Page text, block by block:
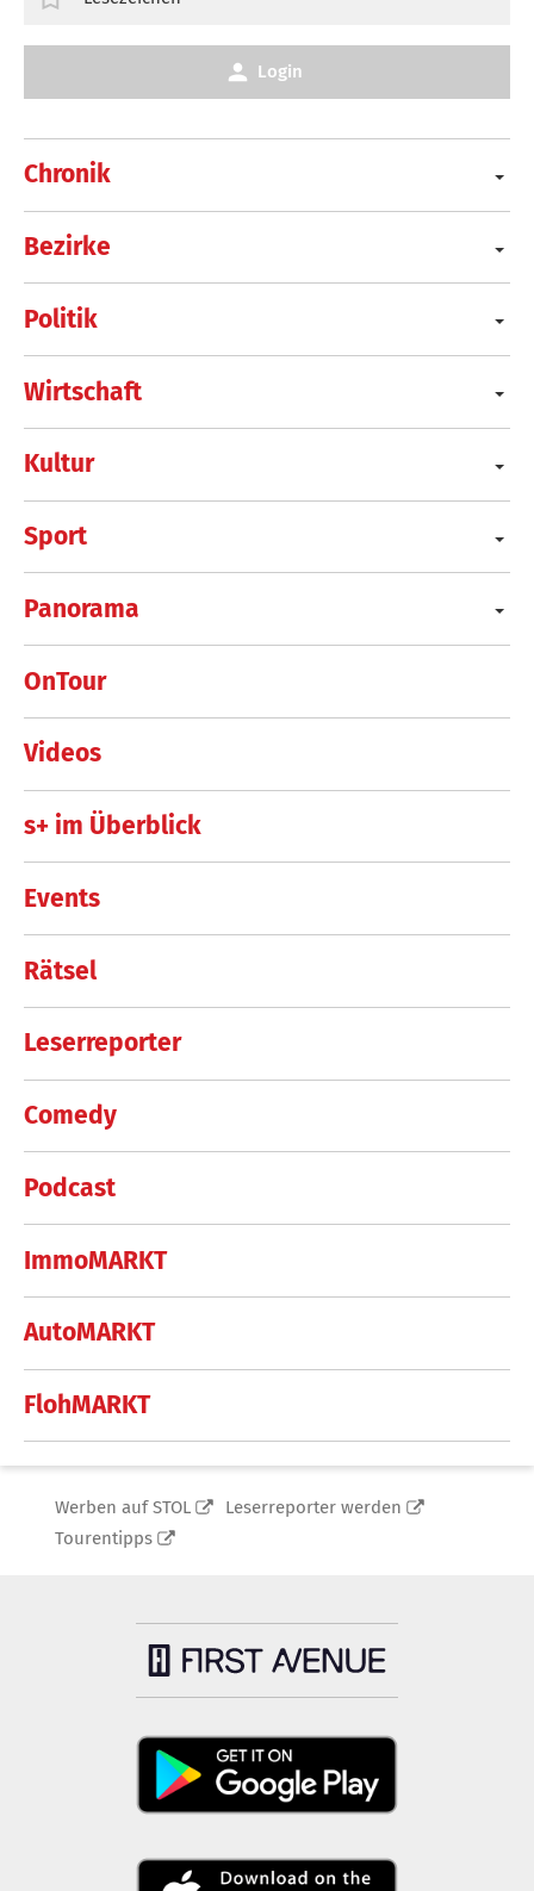
Chronik
Bezirke
Politik
Wirtschaft
Kultur
Sport
Panorama
OnTour
Videos
s+ im Überblick
Events
Rätsel
Leserreporter
Comedy
Podcast
ImmoMARKT
AutoMARKT
FlohMARKT
Login
Werben auf STOL
Leserreporter werden
Tourentipps